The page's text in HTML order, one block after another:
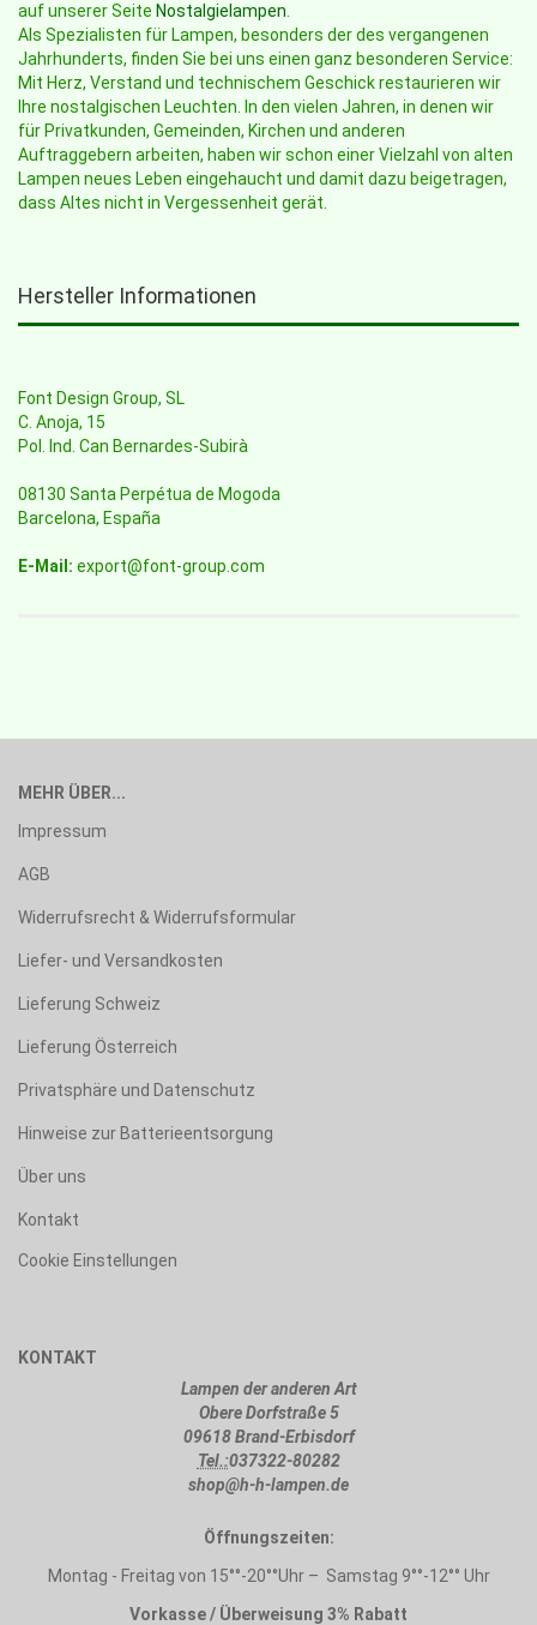
auf unserer Seite Nostalgielampen.
Als Spezialisten für Lampen, besonders der des vergangenen
Jahrhunderts, finden Sie bei uns einen ganz besonderen Service:
Mit Herz, Verstand und technischem Geschick restaurieren wir
Ihre nostalgischen Leuchten. In den vielen Jahren, in denen wir
für Privatkunden, Gemeinden, Kirchen und anderen
Auftraggebern arbeiten, haben wir schon einer Vielzahl von alten
Lampen neues Leben eingehaucht und damit dazu beigetragen,
dass Altes nicht in Vergessenheit gerät.
Hersteller Informationen
Font Design Group, SL
C. Anoja, 15
Pol. Ind. Can Bernardes-Subirà
08130 Santa Perpétua de Mogoda
Barcelona, España
E-Mail: export@font-group.com
MEHR ÜBER...
Impressum
AGB
Widerrufsrecht & Widerrufsformular
Liefer- und Versandkosten
Lieferung Schweiz
Lieferung Österreich
Privatsphäre und Datenschutz
Hinweise zur Batterieentsorgung
Über uns
Kontakt
Cookie Einstellungen
KONTAKT
Lampen der anderen Art
Obere Dorfstraße 5
09618 Brand-Erbisdorf
Tel.:037322-80282
shop@h-h-lampen.de
Öffnungszeiten:
Montag - Freitag von 15°°-20°°Uhr – Samstag 9°°-12°° Uhr
Vorkasse / Überweisung 3% Rabatt